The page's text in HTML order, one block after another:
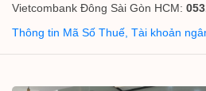
Vietcombank Đông Sài Gòn HCM:
Thông tin Mã Số Thuế, Tài khoản